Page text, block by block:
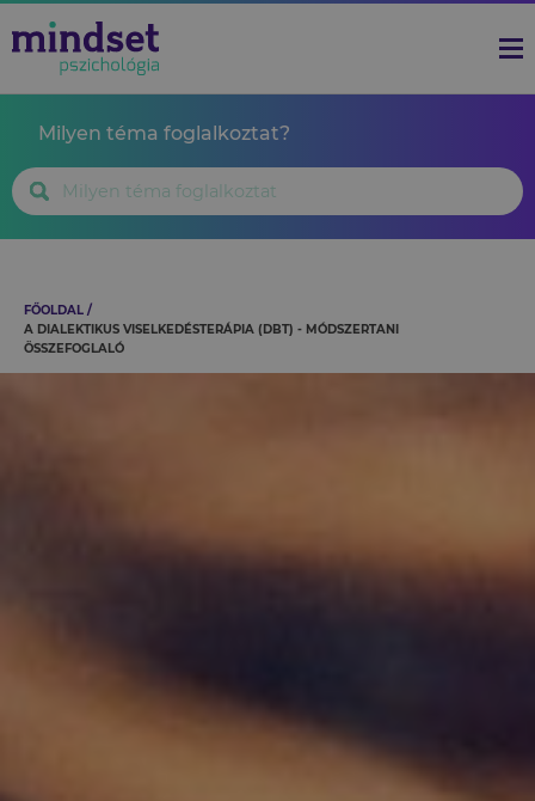
Milyen téma foglalkoztat?
FŐOLDAL
A DIALEKTIKUS VISELKEDÉSTERÁPIA (DBT) - MÓDSZERTANI
ÖSSZEFOGLALÓ